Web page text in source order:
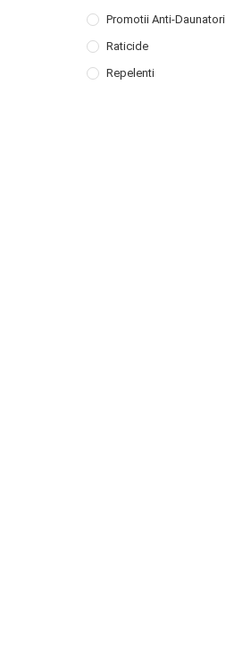
Promotii Anti-Daunatori
Raticide
Repelenti